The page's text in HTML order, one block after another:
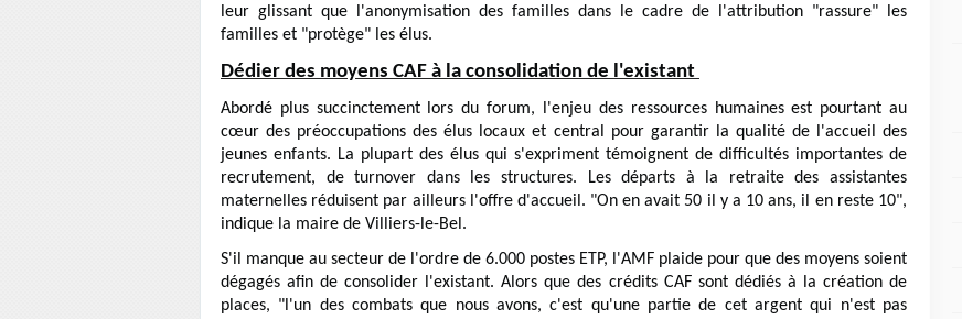
leur glissant que l'anonymisation des familles dans le cadre de l'attribution "rassure" les
familles et "protège" les élus.
Dédier des moyens CAF à la consolidation de l'existant
Abordé plus succinctement lors du forum, l'enjeu des ressources humaines est pourtant au
cœur des préoccupations des élus locaux et central pour garantir la qualité de l'accueil des
jeunes enfants. La plupart des élus qui s'expriment témoignent de difficultés importantes de
recrutement, de turnover dans les structures. Les départs à la retraite des assistantes
maternelles réduisent par ailleurs l'offre d'accueil. "On en avait 50 il y a 10 ans, il en reste 10",
indique la maire de Villiers-le-Bel.
S'il manque au secteur de l'ordre de 6.000 postes ETP, l'AMF plaide pour que des moyens soient
dégagés afin de consolider l'existant. Alors que des crédits CAF sont dédiés à la création de
places, "l'un des combats que nous avons, c'est qu'une partie de cet argent qui n'est pas